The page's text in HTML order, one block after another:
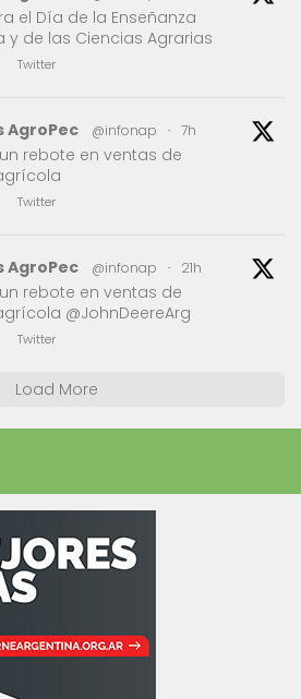
el Día de la Enseñanza
y de las Ciencias Agrarias
Twitter
AgroPec @infonap · 7h
rebote en ventas de
Twitter
AgroPec @infonap · 21h
rebote en ventas de
@JohnDeereArg
Twitter
Load More